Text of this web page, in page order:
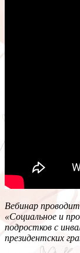
Вебинар
«Социальное и
подростков с
президентских